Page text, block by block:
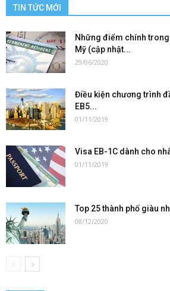
TIN TỨC MỚI
Những điểm chính
Mỹ (cập nhật...
29/06/2020
Điều kiện chương trình
EB5...
01/11/2019
Visa EB-1C dành cho
01/11/2019
Top 25 thành phố giàu
08/12/2020